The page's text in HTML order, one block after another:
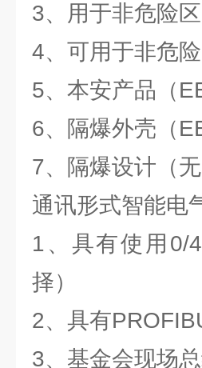
3、用于非危险区
4、可用于非危
5、本安产品（
6、隔爆外壳（
7、隔爆设计（无
通讯形式智能电
1、具有使用0/
择）
2、具有
3、基金会现场